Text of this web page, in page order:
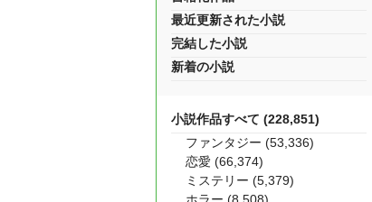
最近更新された小説
完結した小説
新着の小説
小説作品すべて (228,851)
ファンタジー (53,336)
恋愛 (66,374)
ミステリー (5,379)